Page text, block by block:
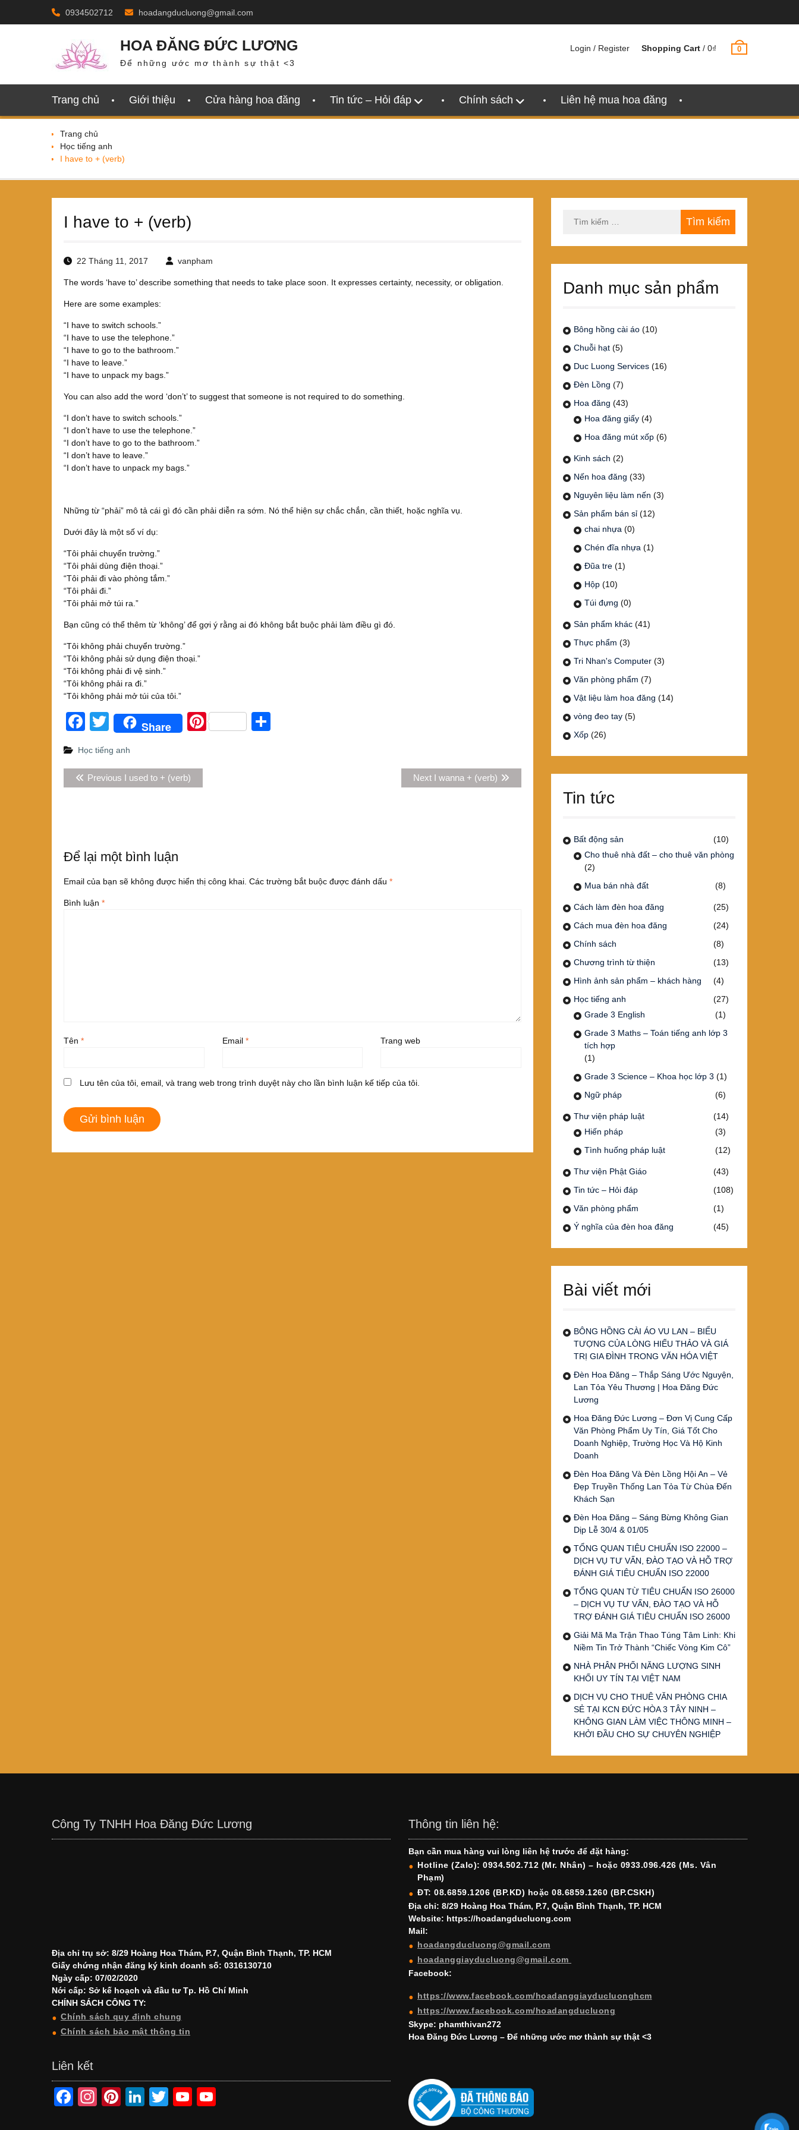
0934502712 hoadangducluong@gmail.com
HOA ĐĂNG ĐỨC LƯƠNG
Để những ước mơ thành sự thật <3
Login / Register Shopping Cart / 0₫ 0
Trang chủ Giới thiệu Cửa hàng hoa đăng Tin tức – Hỏi đáp Chính sách Liên hệ mua hoa đăng
Trang chủ
Học tiếng anh
I have to + (verb)
I have to + (verb)
22 Tháng 11, 2017 vanpham
The words ‘have to’ describe something that needs to take place soon. It expresses certainty, necessity, or obligation.
Here are some examples:
“I have to switch schools.”
“I have to use the telephone.”
“I have to go to the bathroom.”
“I have to leave.”
“I have to unpack my bags.”
You can also add the word ‘don’t’ to suggest that someone is not required to do something.
“I don’t have to switch schools.”
“I don’t have to use the telephone.”
“I don’t have to go to the bathroom.”
“I don’t have to leave.”
“I don’t have to unpack my bags.”
Những từ “phải” mô tả cái gì đó cần phải diễn ra sớm. Nó thể hiện sự chắc chắn, cần thiết, hoặc nghĩa vụ.
Dưới đây là một số ví dụ:
“Tôi phải chuyển trường.”
“Tôi phải dùng điện thoại.”
“Tôi phải đi vào phòng tắm.”
“Tôi phải đi.”
“Tôi phải mở túi ra.”
Bạn cũng có thể thêm từ ‘không’ để gợi ý rằng ai đó không bắt buộc phải làm điều gì đó.
“Tôi không phải chuyển trường.”
“Tôi không phải sử dụng điện thoại.”
“Tôi không phải đi vệ sinh.”
“Tôi không phải ra đi.”
“Tôi không phải mở túi của tôi.”
F
c
e
k
T
tt
er
Share
Pi
Học tiếng anh
Điều
hướng
Previous Previous
post:
I used to + (verb) Next Next
post:
I wanna + (verb)
Để lại một bình luận
Email của bạn sẽ không được hiển thị công khai. Các trường bắt buộc được đánh dấu *
Bình luận *
Tên * Email * Trang web
Lưu tên của tôi, email, và trang web trong trình duyệt này cho lần bình luận kế tiếp của tôi.
kiếm
Danh mục sản phẩm
Bông hồng cài áo (10)
Chuỗi hạt (5)
Duc Luong Services (16)
Đèn Lồng (7)
Hoa đăng (43)
Hoa đăng giấy (4)
Hoa đăng mút xốp (6)
Kinh sách (2)
Nến hoa đăng (33)
Nguyên liệu làm nến (3)
Sản phẩm bán sỉ (12)
chai nhựa (0)
Chén đĩa nhựa (1)
Đũa tre (1)
Hộp (10)
Túi đựng (0)
Sản phẩm khác (41)
Thực phẩm (3)
Tri Nhan's Computer (3)
Văn phòng phẩm (7)
Vật liệu làm hoa đăng (14)
vòng đeo tay (5)
Xốp (26)
Tin tức
Bất động sản
(10)
Cho thuê nhà đất – cho thuê văn phòng
(2)
Mua bán nhà đất
(8)
Cách làm đèn hoa đăng
(25)
Cách mua đèn hoa đăng
(24)
Chính sách
(8)
Chương trình từ thiện
(13)
Hình ảnh sản phẩm – khách hàng
(4)
Học tiếng anh
(27)
Grade 3 English
(1)
Grade 3 Maths – Toán tiếng anh lớp 3
tích hợp
(1)
Grade 3 Science – Khoa học lớp 3 (1)
Ngữ pháp
(6)
Thư viện pháp luật
(14)
Hiến pháp
(3)
Tình huống pháp luật
(12)
Thư viện Phật Giáo
(43)
Tin tức – Hỏi đáp
(108)
Văn phòng phẩm
(1)
Ý nghĩa của đèn hoa đăng
(45)
Bài viết mới
BÔNG HỒNG CÀI ÁO VU LAN – BIỂU
TƯỢNG CỦA LÒNG HIẾU THẢO VÀ GIÁ
TRỊ GIA ĐÌNH TRONG VĂN HÓA VIỆT
Đèn Hoa Đăng – Thắp Sáng Ước Nguyện,
Lan Tỏa Yêu Thương | Hoa Đăng Đức
Lương
Hoa Đăng Đức Lương – Đơn Vị Cung Cấp
Văn Phòng Phẩm Uy Tín, Giá Tốt Cho
Doanh Nghiệp, Trường Học Và Hộ Kinh
Doanh
Đèn Hoa Đăng Và Đèn Lồng Hội An – Vẻ
Đẹp Truyền Thống Lan Tỏa Từ Chùa Đến
Khách Sạn
Đèn Hoa Đăng – Sáng Bừng Không Gian
Dịp Lễ 30/4 & 01/05
TỔNG QUAN TIÊU CHUẨN ISO 22000 –
DỊCH VỤ TƯ VẤN, ĐÀO TẠO VÀ HỖ TRỢ
ĐÁNH GIÁ TIÊU CHUẨN ISO 22000
TỔNG QUAN TỪ TIÊU CHUẨN ISO 26000
– DỊCH VỤ TƯ VẤN, ĐÀO TẠO VÀ HỖ
TRỢ ĐÁNH GIÁ TIÊU CHUẨN ISO 26000
Giải Mã Ma Trận Thao Túng Tâm Linh: Khi
Niềm Tin Trở Thành “Chiếc Vòng Kim Cô”
NHÀ PHÂN PHỐI NĂNG LƯỢNG SINH
KHỐI UY TÍN TẠI VIỆT NAM
DỊCH VỤ CHO THUÊ VĂN PHÒNG CHIA
SẺ TẠI KCN ĐỨC HÒA 3 TÂY NINH –
KHÔNG GIAN LÀM VIỆC THÔNG MINH –
KHỞI ĐẦU CHO SỰ CHUYÊN NGHIỆP
Công Ty TNHH Hoa Đăng Đức Lương
Địa chỉ trụ sở: 8/29 Hoàng Hoa Thám, P.7, Quận Bình Thạnh, TP. HCM
Giấy chứng nhận đăng ký kinh doanh số: 0316130710
Ngày cấp: 07/02/2020
Nới cấp: Sở kế hoạch và đầu tư Tp. Hồ Chí Minh
CHÍNH SÁCH CÔNG TY:
Chính sách quy định chung
Chính sách bảo mật thông tin
Liên kết
F
In
Pi
Li
T
Y
Thông tin liên hệ:
Bạn cần mua hàng vui lòng liên hệ trước để đặt hàng:
Hotline (Zalo): 0934.502.712 (Mr. Nhân) – hoặc 0933.096.426 (Ms. Vân
Phạm)
ĐT: 08.6859.1206 (BP.KD) hoặc 08.6859.1260 (BP.CSKH)
Địa chỉ: 8/29 Hoàng Hoa Thám, P.7, Quận Bình Thạnh, TP. HCM
Website: https://hoadangducluong.com
Mail:
hoadangducluong@gmail.com
hoadanggiayducluong@gmail.com
Facebook:
https://www.facebook.com/hoadanggiayducluonghcm
https://www.facebook.com/hoadangducluong
Skype: phamthivan272
Hoa Đăng Đức Lương – Để những ước mơ thành sự thật <3